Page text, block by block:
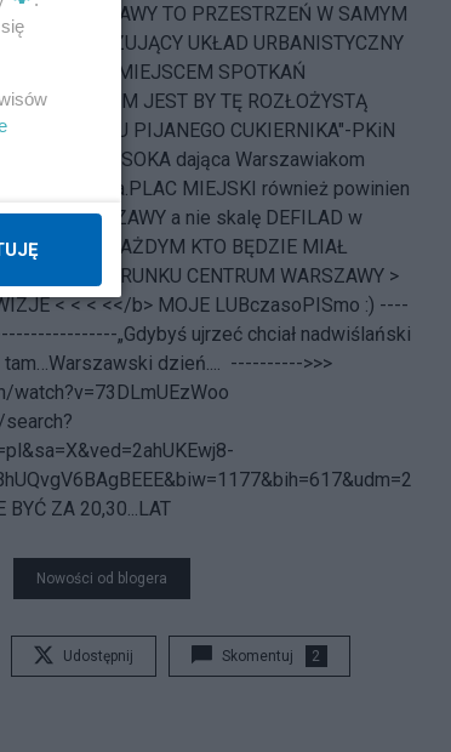
WARSZAWY TO PRZESTRZEŃ W SAMYM
KRYSTALIZUJĄCY UKŁAD URBANISTYCZNY
MIEJSCEM SPOTKAŃ
MARZENIEM JEST BY TĘ ROZŁOŻYSTĄ
"TORTU PIJANEGO CUKIERNIKA"-PKiN
WYSOKA dająca Warszawiakom
dla miasta.PLAC MIEJSKI również powinien
WARSZAWY a nie skalę DEFILAD w
PROJEKT Z KAŻDYM KTO BĘDZIE MIAŁ
WIZERUNKU CENTRUM WARSZAWY >
< < < <</b> MOJE LUBczasoPISmo :) ----
„Gdybyś ujrzeć chciał nadwiślański
dzień.... ---------->>>
watch?v=73DLmUEzWoo
BYĆ ZA 20,30...LAT
Nowości od blogera
Udostępnij Skomentuj 2